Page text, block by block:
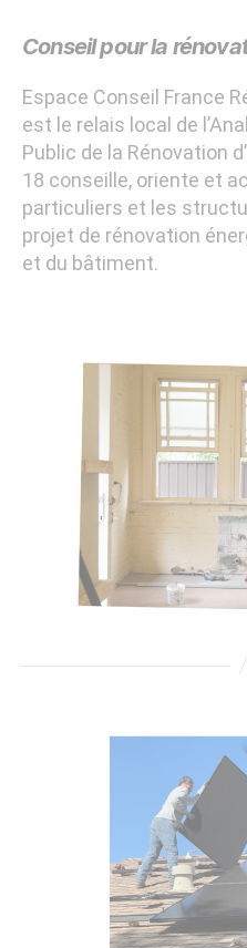
Conseil pour la
Espace Conseil France
est le relais local de
Public de la Rénovation
18 conseille, oriente et
particuliers et les
projet de rénovation
et du bâtiment.